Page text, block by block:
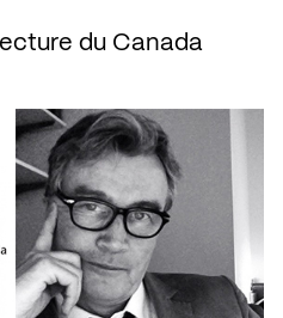
du Canada